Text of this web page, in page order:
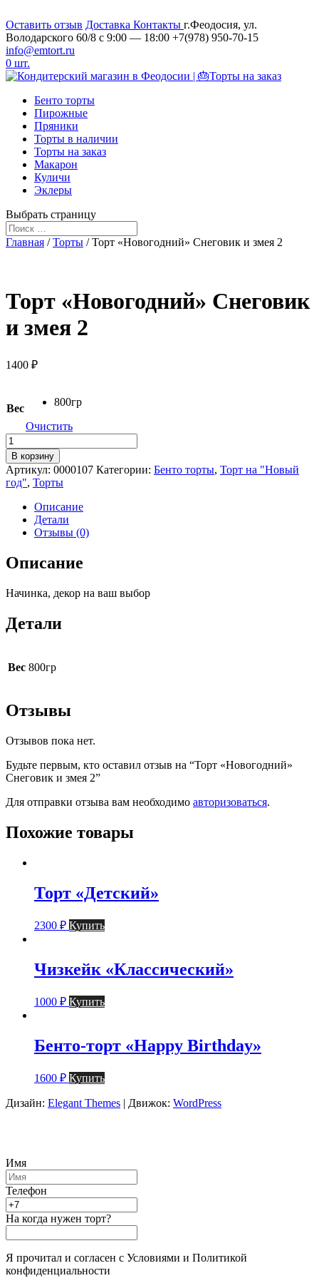
Оставить отзыв Доставка Контакты г.Феодосия, ул.
Володарского 60/8 c 9:00 — 18:00 +7(978) 950-70-15
info@emtort.ru
0 шт.
Бенто торты
Пирожные
Пряники
Торты в наличии
Торты на заказ
Макарон
Куличи
Эклеры
Выбрать страницу
Главная /Торты / Торт «Новогодний» Снеговик и змея 2
Торт «Новогодний» Снеговик
и змея 2
1400 ₽
Вес
800гр
Очистить
Количество
товара
Торт
"Новогодний"
Снеговик
змея
В корзину
Артикул: 0000107 Категории: Бенто торты, Торт на "Новый
год", Торты
Описание
Детали
Отзывы (0)
Описание
Начинка, декор на ваш выбор
Детали
Вес 800гр
Отзывы
Отзывов пока нет.
Будьте первым, кто оставил отзыв на “Торт «Новогодний»
Снеговик и змея 2”
Для отправки отзыва вам необходимо авторизоваться.
Похожие товары
Торт «Детский»
2300 ₽ Купить
Чизкейк «Классический»
1000 ₽ Купить
Бенто-торт «Happy Birthday»
1600 ₽ Купить
Дизайн: Elegant Themes | Движок: WordPress
Имя
Телефон
На когда нужен торт?
Я прочитал и согласен с Условиями и Политикой
конфиденциальности